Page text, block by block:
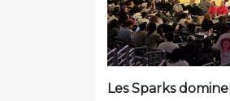
Les Sparks